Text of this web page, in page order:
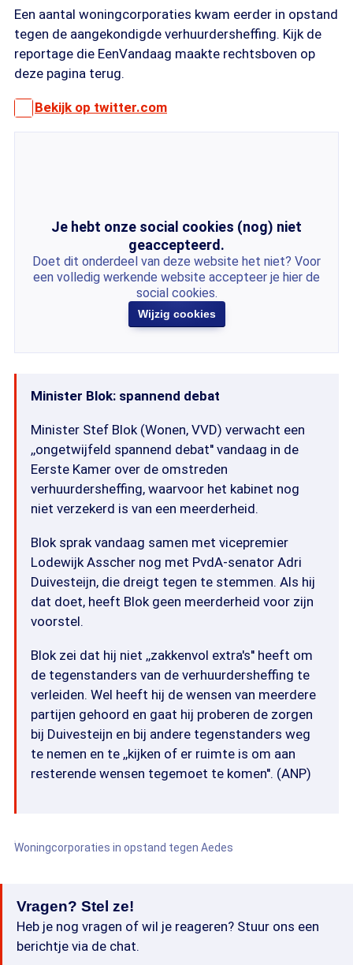
Een aantal woningcorporaties kwam eerder in opstand
tegen de aangekondigde verhuurdersheffing. Kijk de
reportage die EenVandaag maakte rechtsboven op
deze pagina terug.
Bekijk op twitter.com
Je hebt onze social cookies (nog) niet
geaccepteerd.
Doet dit onderdeel van deze website het niet? Voor
een volledig werkende website accepteer je hier de
social cookies.
Wijzig cookies
Minister Blok: spannend debat
Minister Stef Blok (Wonen, VVD) verwacht een
,,ongetwijfeld spannend debat'' vandaag in de
Eerste Kamer over de omstreden
verhuurdersheffing, waarvoor het kabinet nog
niet verzekerd is van een meerderheid.
Blok sprak vandaag samen met vicepremier
Lodewijk Asscher nog met PvdA-senator Adri
Duivesteijn, die dreigt tegen te stemmen. Als hij
dat doet, heeft Blok geen meerderheid voor zijn
voorstel.
Blok zei dat hij niet ,,zakkenvol extra's'' heeft om
de tegenstanders van de verhuurdersheffing te
verleiden. Wel heeft hij de wensen van meerdere
partijen gehoord en gaat hij proberen de zorgen
bij Duivesteijn en bij andere tegenstanders weg
te nemen en te ,,kijken of er ruimte is om aan
resterende wensen tegemoet te komen''. (ANP)
Woningcorporaties in opstand tegen Aedes
Vragen? Stel ze!
Heb je nog vragen of wil je reageren? Stuur ons een
berichtje via de chat.